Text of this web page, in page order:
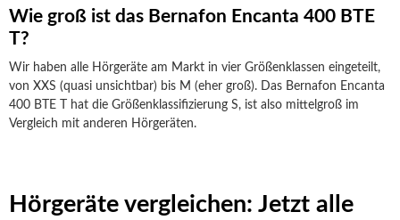
Wie groß ist das Bernafon Encanta 400 BTE
T?
Wir haben alle Hörgeräte am Markt in vier Größenklassen eingeteilt,
von XXS (quasi unsichtbar) bis M (eher groß). Das Bernafon Encanta
400 BTE T hat die Größenklassifizierung S, ist also mittelgroß im
Vergleich mit anderen Hörgeräten.
Hörgeräte vergleichen: Jetzt alle